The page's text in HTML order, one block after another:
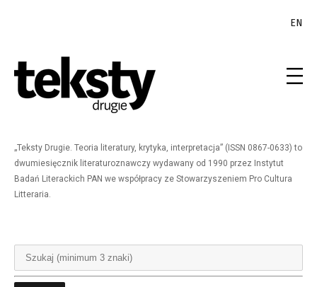
EN
„Teksty Drugie. Teoria literatury, krytyka, interpretacja” (ISSN 0867-0633) to
dwumiesięcznik literaturoznawczy wydawany od 1990 przez Instytut
Badań Literackich PAN we współpracy ze Stowarzyszeniem Pro Cultura
Litteraria.